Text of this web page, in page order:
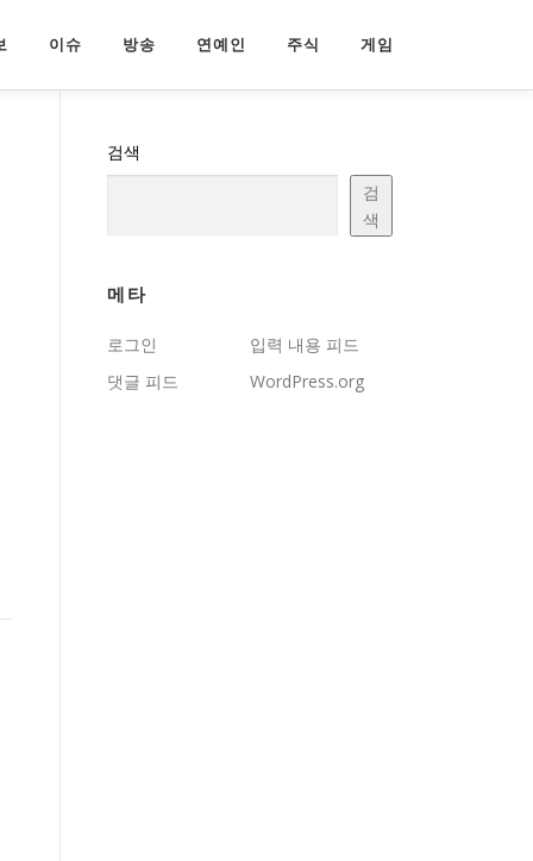
이슈 방송 연예인 주식 게임
검색
검
색
메타
로그인
입력 내용 피드
댓글 피드
WordPress.org